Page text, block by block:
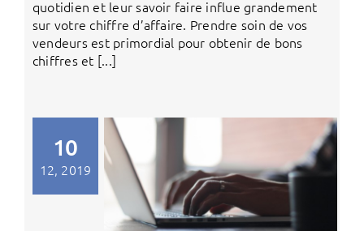
quotidien et leur savoir faire influe grandement
sur votre chiffre d’affaire. Prendre soin de vos
vendeurs est primordial pour obtenir de bons
chiffres et [...]
10
12, 2019